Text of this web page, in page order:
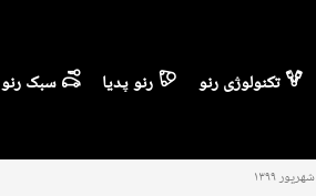
تکنولوژی رنو رنو پدیا سبک رنو
شهریور ۱۳۹۹